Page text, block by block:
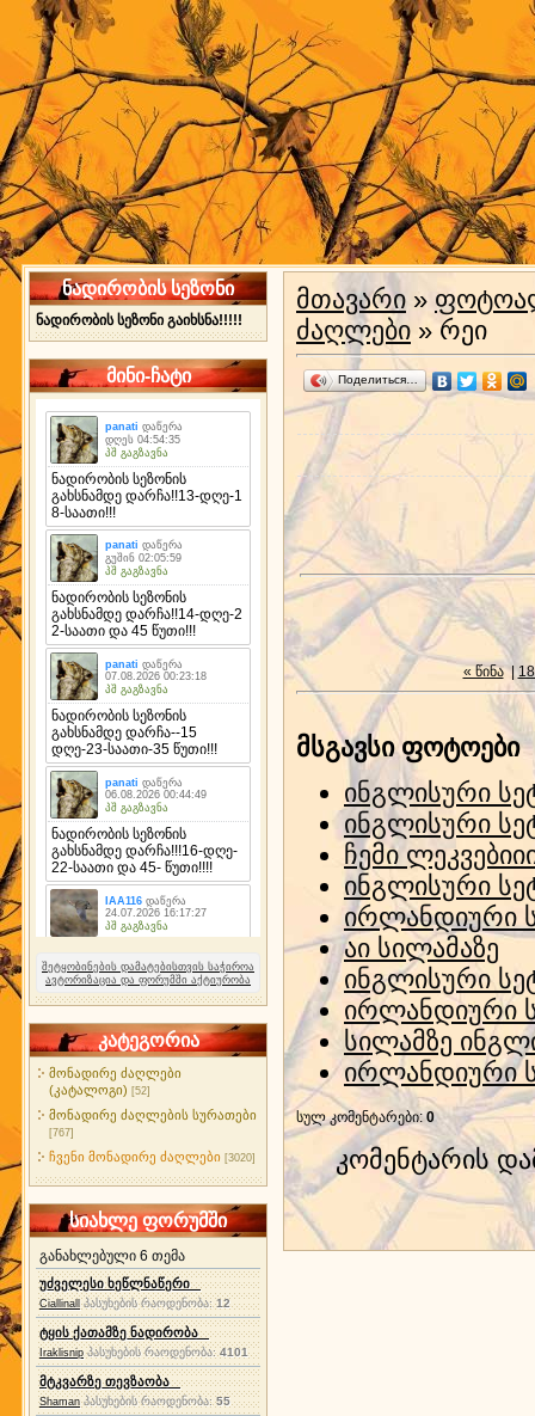
ნადირობის სეზონი
ნადირობის სეზონი გაიხსნა!!!!!
მინი-ჩატი
შეტყობინების დამატებისთვის საჭიროა
ავტორიზაცია და ფორუმში აქტიურობა
კატეგორია
მონადირე ძაღლები
(კატალოგი) [52]
მონადირე ძაღლების სურათები
[767]
ჩვენი მონადირე ძაღლები [3020]
სიახლე ფორუმში
განახლებული 6 თემა
უძველესი ხეწლნაწერი
Ciallinall პასუხების რაოდენობა:12
ტყის ქათამზე ნადირობა
Iraklisnip პასუხების რაოდენობა: 4101
მტკვარზე თევზაობა
Shaman პასუხების რაოდენობა:55
მთავარი »
ძაღლები » რეი
Поделиться…
« წინა|
მსგავსი ფოტოები
ინგლისური
ინგლისური
ჩემი
ინგლისური
ირლანდიური
აი სილამაზე
ინგლისური
ირლანდიური
სილამზე
ირლანდიური
სულ კომენტარები:0
კომენტარის